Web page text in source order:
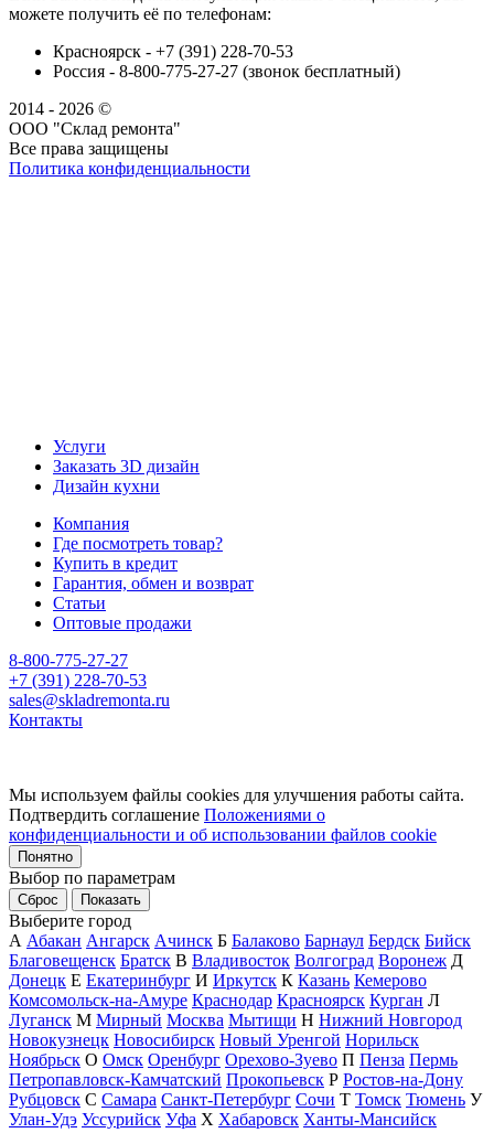
можете получить её по телефонам:
Красноярск - +7 (391) 228-70-53
Россия - 8-800-775-27-27 (звонок бесплатный)
2014 - 2026 ©
ООО "Склад ремонта"
Все права защищены
Политика конфиденциальности
Услуги
Заказать 3D дизайн
Дизайн кухни
Компания
Где посмотреть товар?
Купить в кредит
Гарантия, обмен и возврат
Статьи
Оптовые продажи
8-800-775-27-27
+7 (391) 228-70-53
sales@skladremonta.ru
Контакты
Мы используем файлы cookies для улучшения работы сайта.
Подтвердить соглашение Положениями о
конфиденциальности и об использовании файлов cookie
Понятно
Выбор по параметрам
Сброс Показать
Выберите город
А Абакан Ангарск Ачинск Б Балаково Барнаул Бердск Бийск
Благовещенск Братск В Владивосток Волгоград Воронеж Д
Донецк Е Екатеринбург И Иркутск К Казань Кемерово
Комсомольск-на-Амуре Краснодар Красноярск Курган Л
Луганск М Мирный Москва Мытищи Н Нижний Новгород
Новокузнецк Новосибирск Новый Уренгой Норильск
Ноябрьск О Омск Оренбург Орехово-Зуево П Пенза Пермь
Петропавловск-Камчатский Прокопьевск Р Ростов-на-Дону
Рубцовск С Самара Санкт-Петербург Сочи Т Томск Тюмень У
Улан-Удэ Уссурийск Уфа Х Хабаровск Ханты-Мансийск